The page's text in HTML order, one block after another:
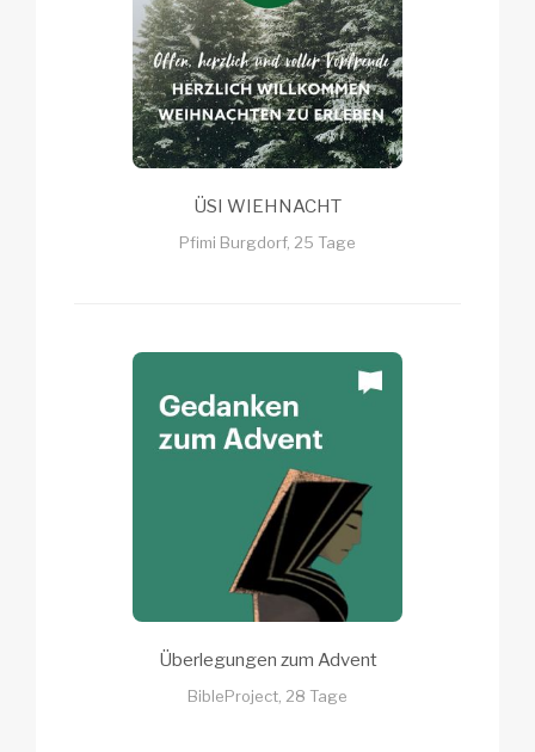
ÜSI WIEHNACHT
Pfimi Burgdorf, 25 Tage
Überlegungen zum Advent
BibleProject, 28 Tage